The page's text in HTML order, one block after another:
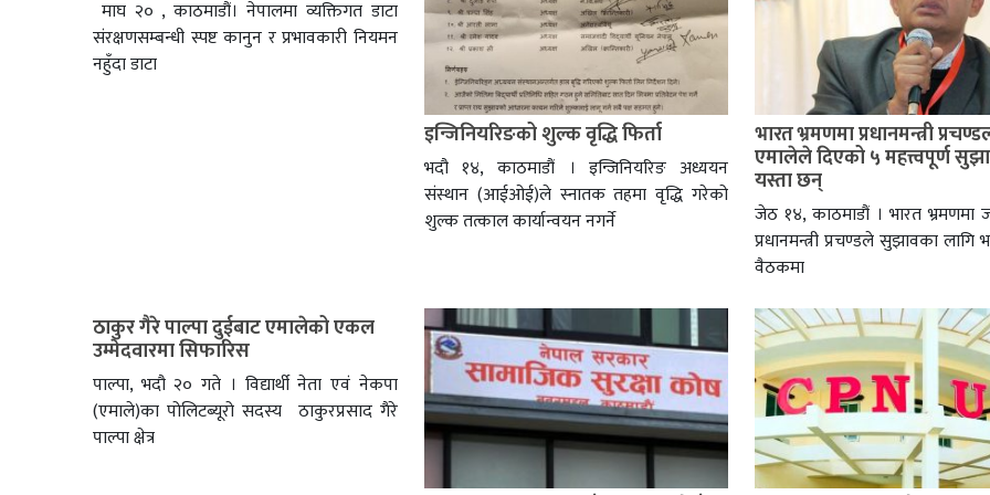
माघ २० , काठमाडौं। नेपालमा व्यक्तिगत डाटा
संरक्षणसम्बन्धी स्पष्ट कानुन र प्रभावकारी नियमन
नहुँदा डाटा
इन्जिनियरिङको शुल्क वृद्धि फिर्ता
भदौ १४, काठमाडौं । इन्जिनियरिङ अध्ययन
संस्थान (आईओई)ले स्नातक तहमा वृद्धि गरेको
शुल्क तत्काल कार्यान्वयन नगर्ने
भारत भ्रमणमा प्रधानमन्त्री
एमालेले दिएको ५ महत्त्वपूर्ण
यस्ता छन्
जेठ १४, काठमाडौं । भारत भ्रमणमा
प्रधानमन्त्री प्रचण्डले सुझावका
वैठकमा
ठाकुर गैरे पाल्पा दुईबाट एमालेको एकल
उम्मेदवारमा सिफारिस
पाल्पा, भदौ २० गते । विद्यार्थी नेता एवं नेकपा
(एमाले)का पोलिटब्यूरो सदस्य ठाकुरप्रसाद गैरे
पाल्पा क्षेत्र